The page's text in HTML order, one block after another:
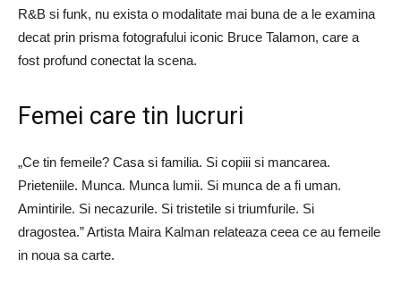
R&B si funk, nu exista o modalitate mai buna de a le examina
decat prin prisma fotografului iconic Bruce Talamon, care a
fost profund conectat la scena.
Femei care tin lucruri
„Ce tin femeile? Casa si familia. Si copiii si mancarea.
Prieteniile. Munca. Munca lumii. Si munca de a fi uman.
Amintirile. Si necazurile. Si tristetile si triumfurile. Si
dragostea.” Artista Maira Kalman relateaza ceea ce au femeile
in noua sa carte.